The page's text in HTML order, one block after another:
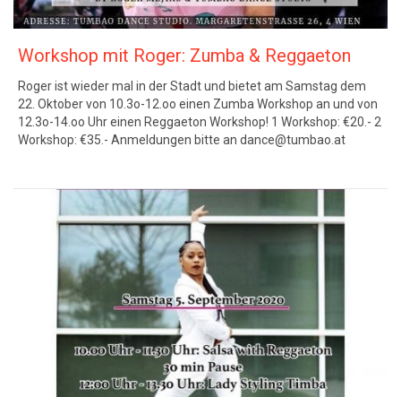
Workshop mit Roger: Zumba & Reggaeton
Roger ist wieder mal in der Stadt und bietet am Samstag dem
22. Oktober von 10.3o-12.oo einen Zumba Workshop an und von
12.3o-14.oo Uhr einen Reggaeton Workshop! 1 Workshop: €20.- 2
Workshop: €35.- Anmeldungen bitte an dance@tumbao.at